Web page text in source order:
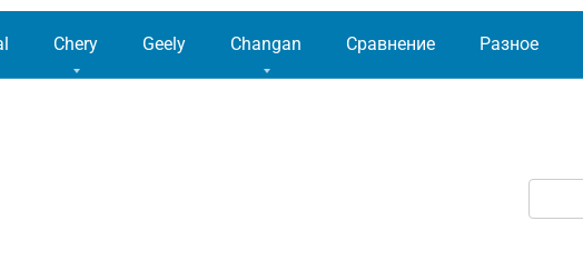
Chery Geely Changan Сравнение Разное